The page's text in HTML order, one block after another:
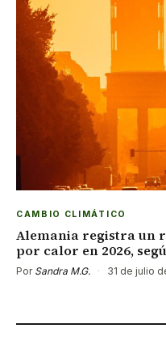
CAMBIO CLIMÁTICO
Alemania registra un
por calor en 2026,
Por Sandra M.G. · 31 de julio